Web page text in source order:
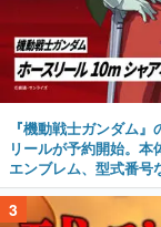
『機動戦士ガンダム
リールが予約開始。
エンブレム、型式番号
3